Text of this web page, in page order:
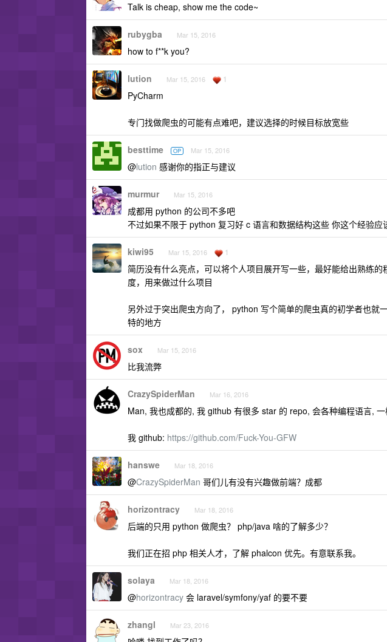
Talk is cheap, show me the code~
rubygba Mar 15, 2016
how to f**k you?
lution Mar 15, 2016 1
PyCharm
专门找做爬虫的可能有点难吧，建议选择的时候目标放宽些
besttime OP Mar 15, 2016
@lution 感谢你的指正与建议
murmur Mar 15, 2016
成都用 python 的公司不多吧
不过如果不限于 python 复习好 c 语言和数据结构这些 你这个经验应
kiwi95 Mar 15, 2016 1
简历没有什么亮点，可以将个人项目展开写一些，最好能给出熟练
度，用来做过什么项目
另外过于突出爬虫方向了， python 写个简单的爬虫真的初学者也就
特的地方
sox Mar 15, 2016
比我流弊
CrazySpiderMan Mar 16, 2016
Man, 我也成都的, 我 github 有很多 star 的 repo, 会各种编程语言,
我 github: https://github.com/Fuck-You-GFW
hanswe Mar 18, 2016
@CrazySpiderMan 哥们儿有没有兴趣做前端？成都
horizontracy Mar 18, 2016
后端的只用 python 做爬虫？ php/java 啥的了解多少？
我们正在招 php 相关人才，了解 phalcon 优先。有意联系我。
solaya Mar 18, 2016
@horizontracy 会 laravel/symfony/yaf 的要不要
zhangl Mar 23, 2016